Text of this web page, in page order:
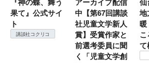
中【第67回講談
社児童文学新人
賞】受賞作家と
地方では温
暖？ 本当のと
ころは仙台に来
て検証すべし！
コクリコ